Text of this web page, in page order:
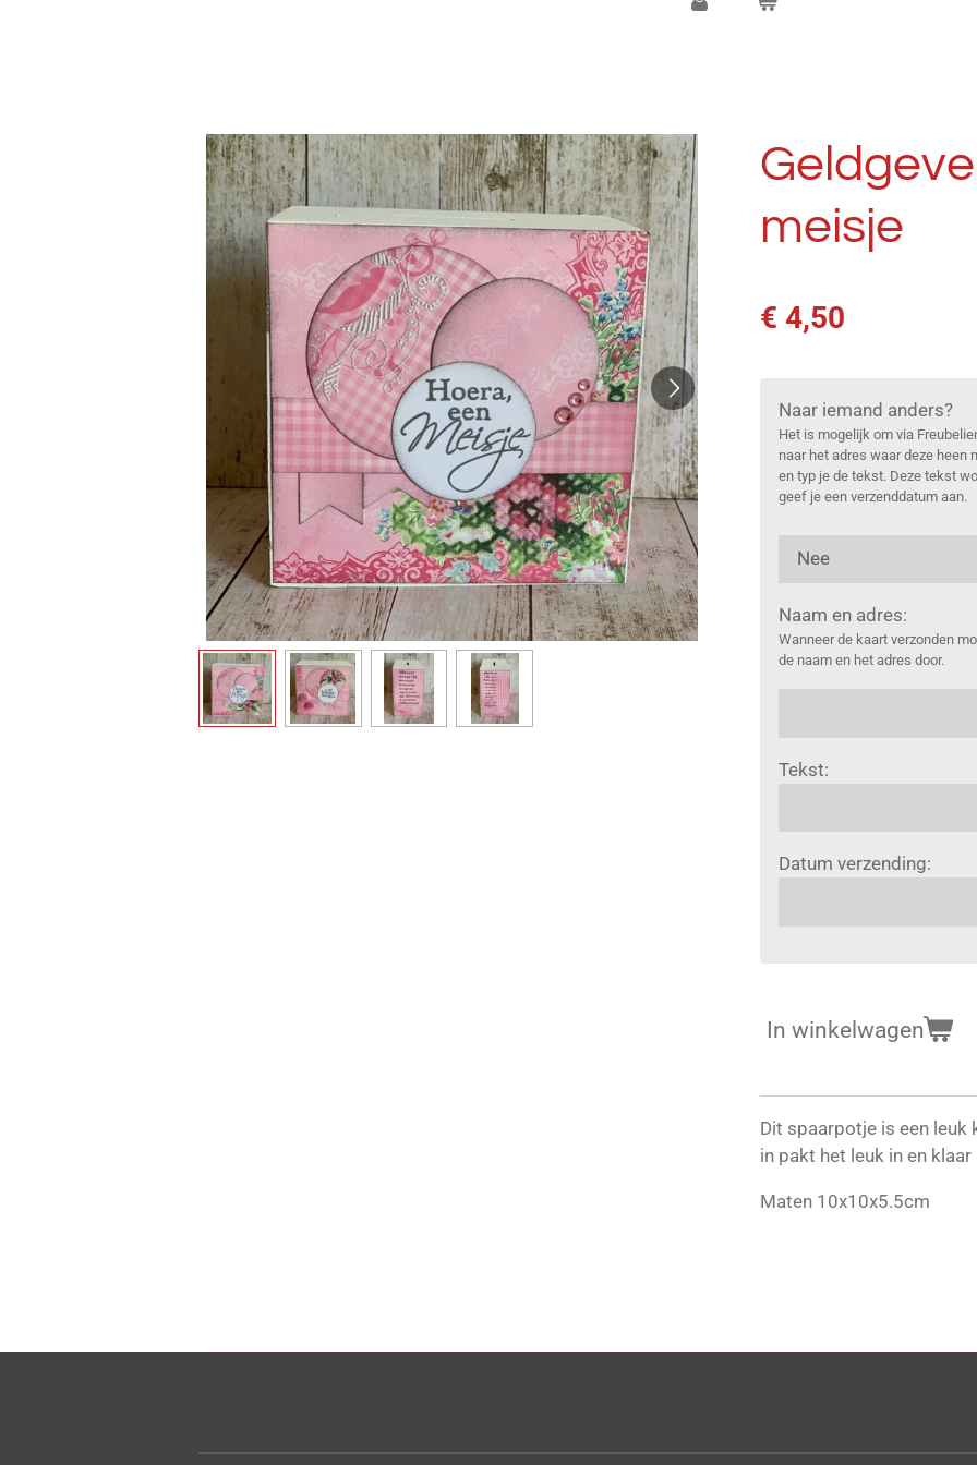
meisje
€ 4,50
Naar iemand anders?
Het is mogelijk om via
naar het adres waar deze heen
en typ je de tekst. Deze tekst
geef je een verzenddatum aan.
Naam en adres:
Wanneer de kaart verzonden
de naam en het adres door.
Tekst:
Datum verzending:
In winkelwagen
Dit spaarpotje is een leuk
in pakt het leuk in en
Maten 10x10x5.5cm